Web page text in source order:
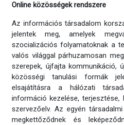
Online közösségek rendszere
Az információs társadalom
jelentek meg, amelyek
szocializációs folyamatoknak a
valós világgal párhuzamosan
szerepek, újfajta kommunikáció,
közösségi tanulási formák
elsajátításra a hálózati
információ kezelése,
szervezőelv. Az egyén
megkettőződnek és